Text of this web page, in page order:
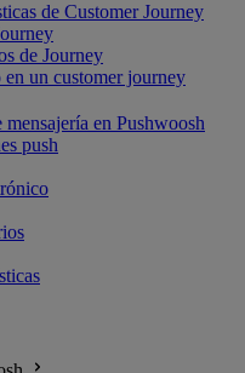
de Customer Journey
de Journey
un customer journey
mensajería en Pushwoosh
push